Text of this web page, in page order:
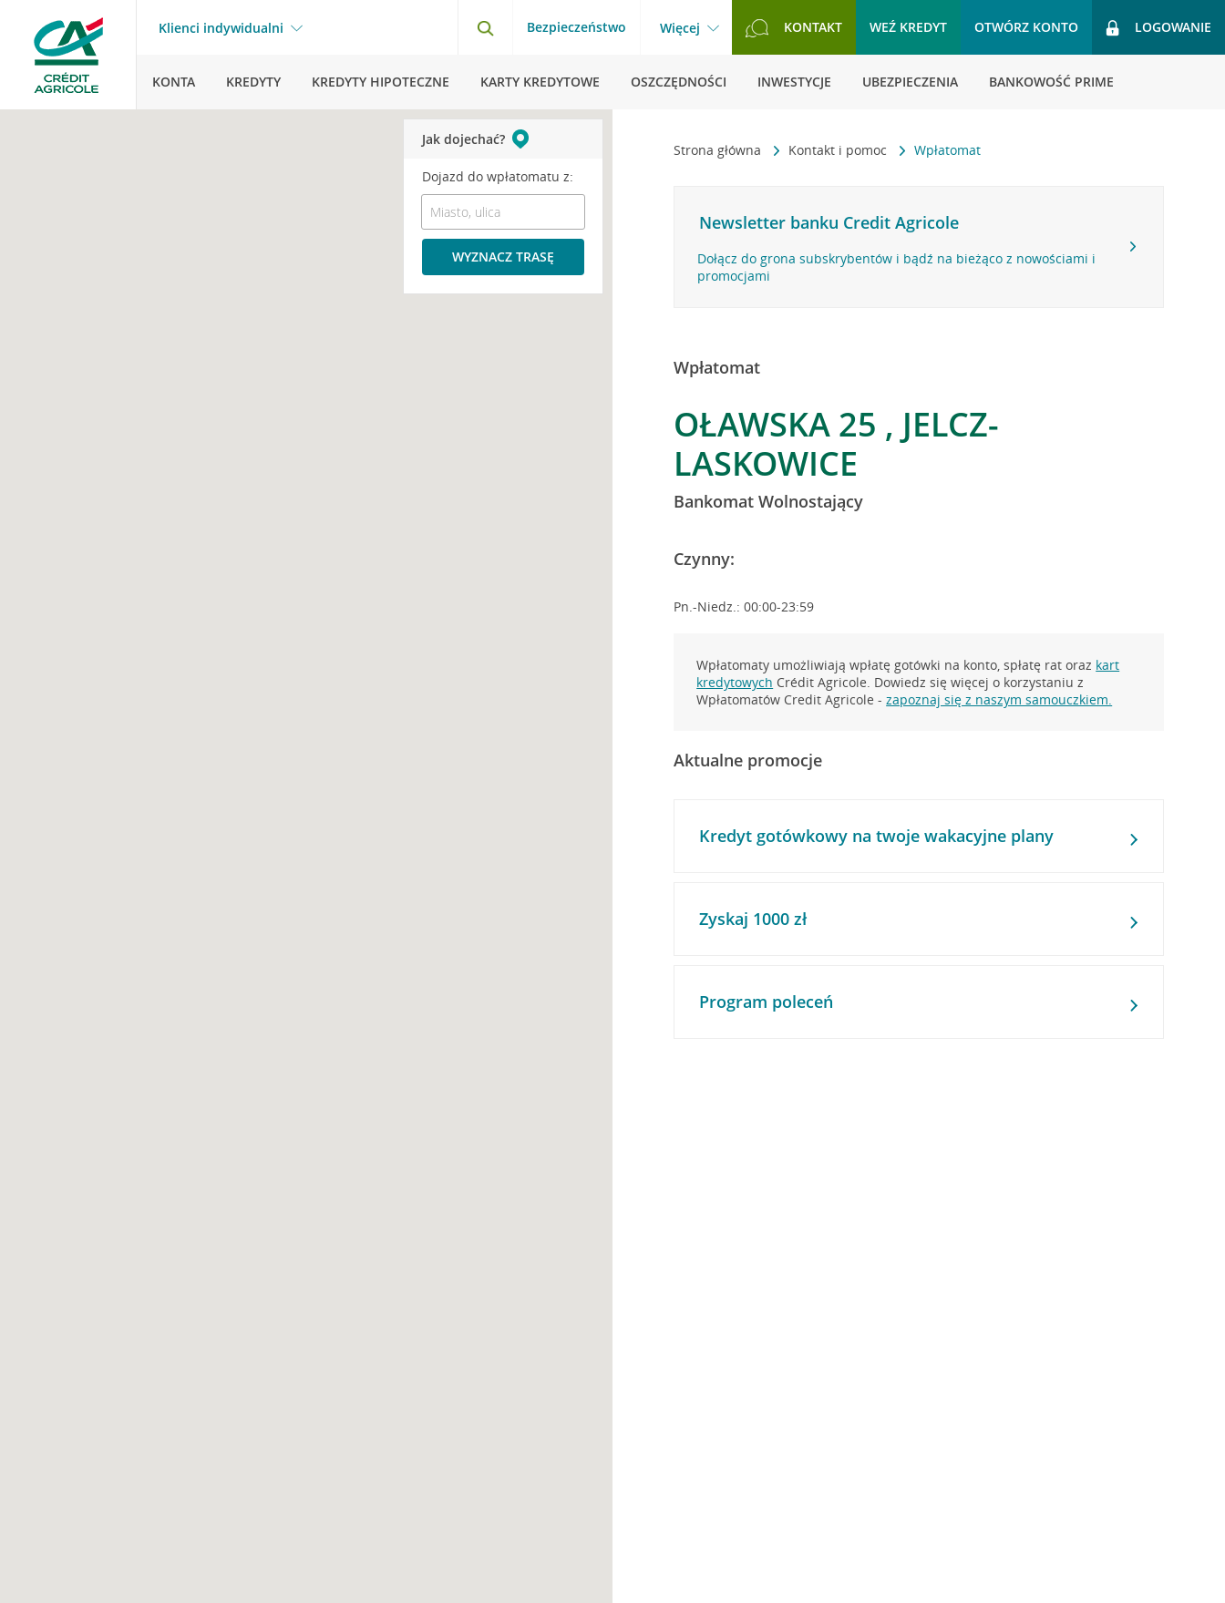
Klienci indywidualni Bezpieczeństwo Więcej KONTAKT WEŹ KREDYT OTWÓRZ KONTO LOGOWANIE
KONTA KREDYTY KREDYTY HIPOTECZNE KARTY KREDYTOWE OSZCZĘDNOŚCI INWESTYCJE UBEZPIECZENIA BANKOWOŚĆ PRIME
Strona główna Kontakt i pomoc Wpłatomat
Newsletter banku Credit Agricole
Dołącz do grona subskrybentów i bądź na bieżąco z nowościami i
promocjami
Wpłatomat
OŁAWSKA 25 , JELCZ-
LASKOWICE
Bankomat Wolnostający
Czynny:
Pn.-Niedz.: 00:00-23:59
Wpłatomaty umożliwiają wpłatę gotówki na konto, spłatę rat oraz kart
kredytowych Crédit Agricole. Dowiedz się więcej o korzystaniu z
Wpłatomatów Credit Agricole -zapoznaj się z naszym samouczkiem.
Aktualne promocje
Kredyt gotówkowy na twoje wakacyjne plany
Zyskaj 1000 zł
Program poleceń
Jak dojechać?
Dojazd do wpłatomatu z:
WYZNACZ TRASĘ